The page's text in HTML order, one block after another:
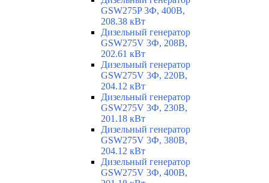
GSW275P 3Ф, 400В,
208.38 кВт
Дизельный генератор
GSW275V 3Ф, 208В,
202.61 кВт
Дизельный генератор
GSW275V 3Ф, 220В,
204.12 кВт
Дизельный генератор
GSW275V 3Ф, 230В,
201.18 кВт
Дизельный генератор
GSW275V 3Ф, 380В,
204.12 кВт
Дизельный генератор
GSW275V 3Ф, 400В,